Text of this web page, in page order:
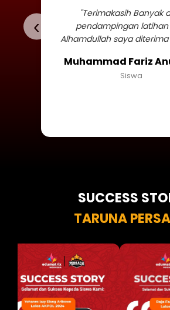
‹
"Terimakasih Banyak
pendampingan latihan
Alhamdullah saya diterima
Muhammad Fariz
Siswa
SUCCESS
TARUNA